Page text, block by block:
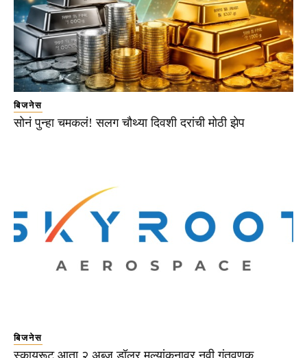
बिजनेस
सोनं पुन्हा चमकलं! सलग चौथ्या दिवशी दरांची मोठी झेप
बिजनेस